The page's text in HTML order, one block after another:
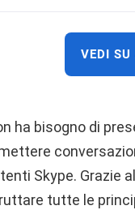
VEDI SU
ha bisogno di
Skype. Grazie
tutte le